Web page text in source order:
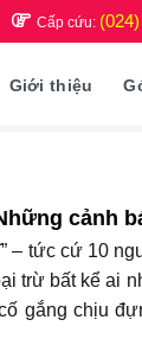
Cấp cứu:
Giới thiệu
cảnh
– tức cứ 10
trừ bất kể ai
gắng chịu